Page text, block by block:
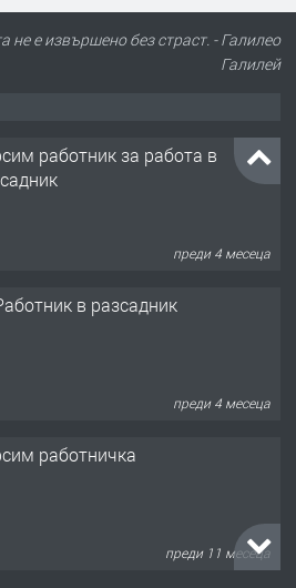
не е извършено без страст. - Галилео
Галилей
работник за работа в
преди 4 месеца
в разсадник
преди 4 месеца
работничка
преди 11 месеца